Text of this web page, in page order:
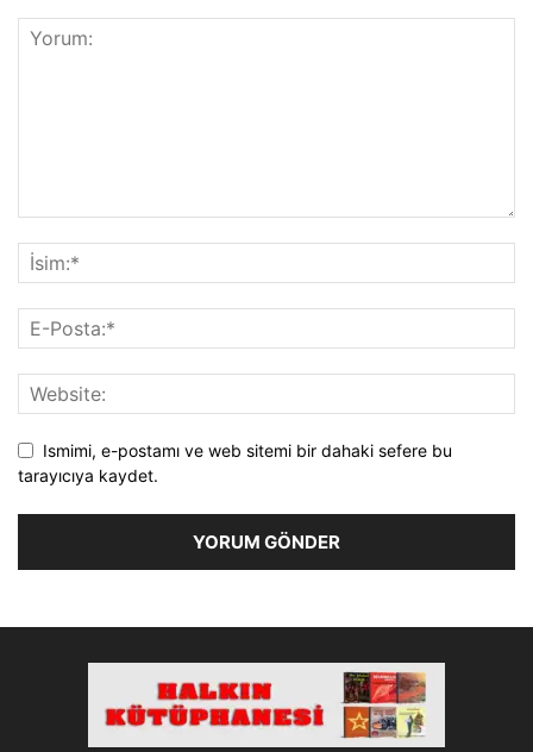
Ismimi, e-postamı ve web sitemi bir dahaki sefere bu
tarayıcıya kaydet.